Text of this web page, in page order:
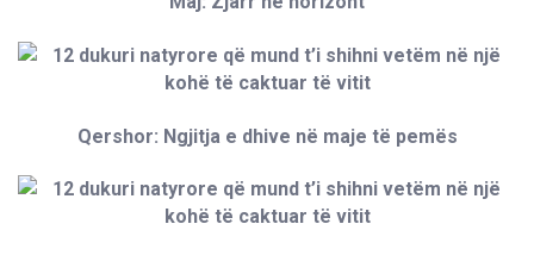
Qershor: Ngjitja e dhive në maje të pemës